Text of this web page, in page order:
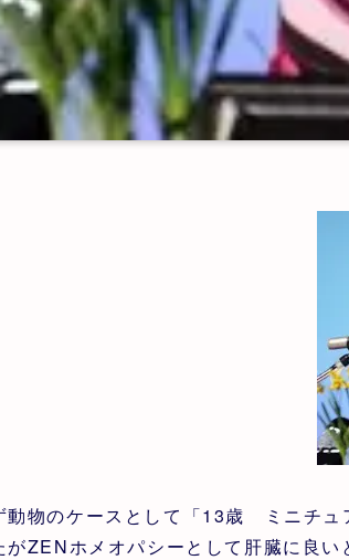
動物のケースとして「13歳 ミニチ
がZENホメオパシーとして肝臓に良